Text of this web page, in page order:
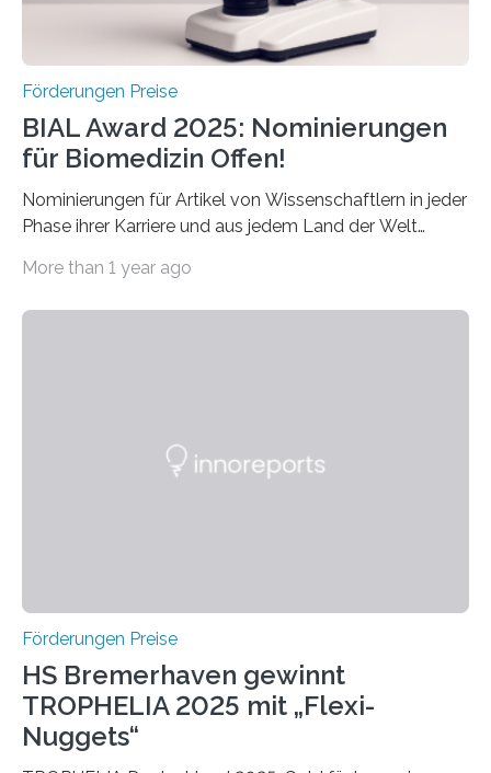
Förderungen Preise
BIAL Award 2025: Nominierungen
für Biomedizin Offen!
Nominierungen für Artikel von Wissenschaftlern in jeder
Phase ihrer Karriere und aus jedem Land der Welt
Leben gerufen, um die bemerkenswertesten
Foundation, des BIAL Award in Biomedicine ist in
More than 1 year ago
Förderungen Preise
HS Bremerhaven gewinnt
TROPHELIA 2025 mit „Flexi-
Nuggets“